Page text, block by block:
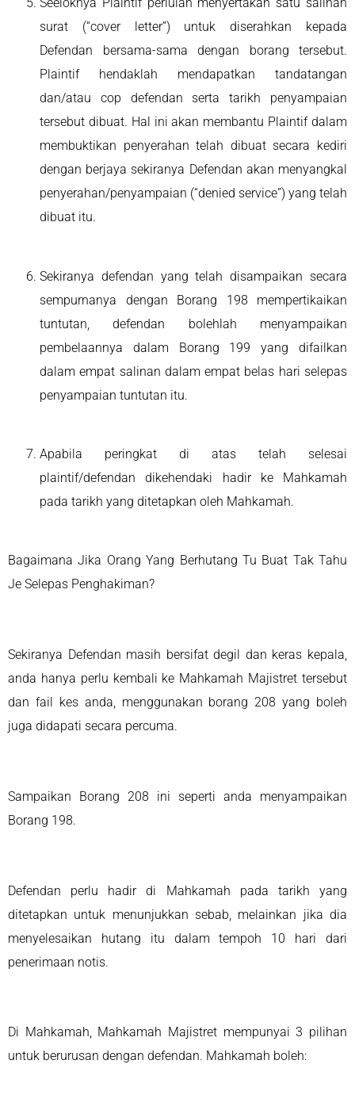
surat (“cover letter”) untuk diserahkan kepada
Defendan bersama-sama dengan borang tersebut.
Plaintif hendaklah mendapatkan tandatangan
dan/atau cop defendan serta tarikh penyampaian
tersebut dibuat. Hal ini akan membantu Plaintif dalam
membuktikan penyerahan telah dibuat secara kediri
dengan berjaya sekiranya Defendan akan menyangkal
penyerahan/penyampaian (“denied service”) yang telah
dibuat itu.
Sekiranya defendan yang telah disampaikan secara
sempurnanya dengan Borang 198 mempertikaikan
tuntutan, defendan bolehlah menyampaikan
pembelaannya dalam Borang 199 yang difailkan
dalam empat salinan dalam empat belas hari selepas
penyampaian tuntutan itu.
Apabila peringkat di atas telah selesai
plaintif/defendan dikehendaki hadir ke Mahkamah
pada tarikh yang ditetapkan oleh Mahkamah.
Bagaimana Jika Orang Yang Berhutang Tu Buat Tak Tahu
Je Selepas Penghakiman?
Sekiranya Defendan masih bersifat degil dan keras kepala,
anda hanya perlu kembali ke Mahkamah Majistret tersebut
dan fail kes anda, menggunakan borang 208 yang boleh
juga didapati secara percuma.
Sampaikan Borang 208 ini seperti anda menyampaikan
Borang 198.
Defendan perlu hadir di Mahkamah pada tarikh yang
ditetapkan untuk menunjukkan sebab, melainkan jika dia
menyelesaikan hutang itu dalam tempoh 10 hari dari
penerimaan notis.
Di Mahkamah, Mahkamah Majistret mempunyai 3 pilihan
untuk berurusan dengan defendan. Mahkamah boleh: